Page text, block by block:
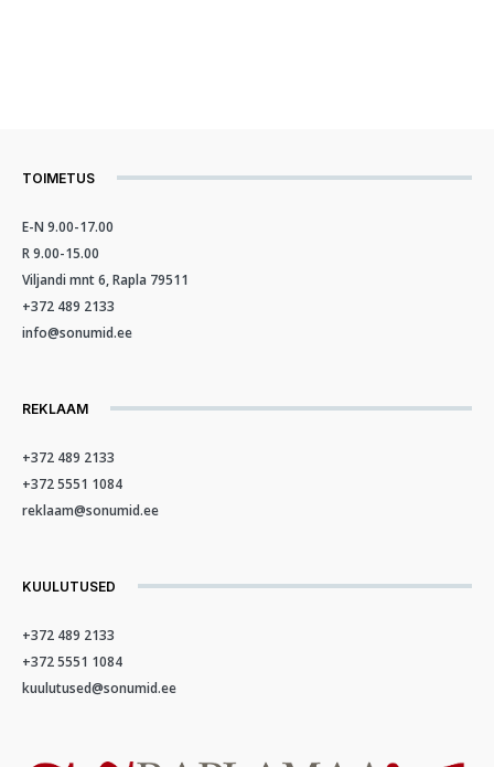
TOIMETUS
E-N 9.00-17.00
R 9.00-15.00
Viljandi mnt 6, Rapla 79511
+372 489 2133
info@sonumid.ee
REKLAAM
+372 489 2133
+372 5551 1084
reklaam@sonumid.ee
KUULUTUSED
+372 489 2133
+372 5551 1084
kuulutused@sonumid.ee